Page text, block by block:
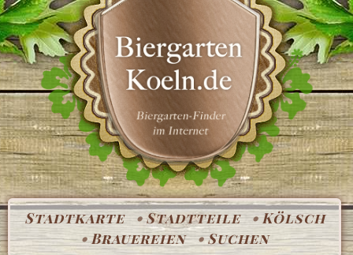
Stadtkarte Stadtteile
Kölsch
Brauereien
Suchen